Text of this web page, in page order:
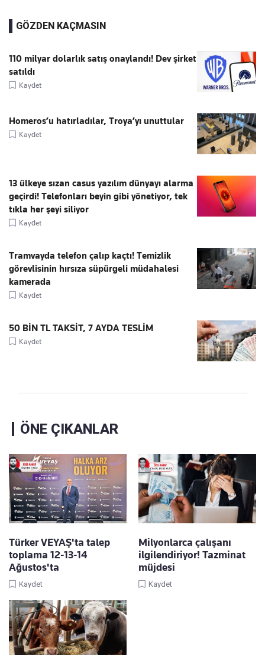
GÖZDEN KAÇMASIN
110 milyar dolarlık satış onaylandı! Dev şirket
satıldı
Kaydet
Homeros’u hatırladılar, Troya’yı unuttular
Kaydet
13 ülkeye sızan casus yazılım dünyayı alarma
geçirdi! Telefonları beyin gibi yönetiyor, tek
tıkla her şeyi siliyor
Kaydet
Tramvayda telefon çalıp kaçtı! Temizlik
görevlisinin hırsıza süpürgeli müdahalesi
kamerada
Kaydet
50 BİN TL TAKSİT, 7 AYDA TESLİM
Kaydet
ÖNE ÇIKANLAR
Türker VEYAŞ'ta talep
toplama 12-13-14
Ağustos'ta
Kaydet
Milyonlarca çalışanı
ilgilendiriyor! Tazminat
müjdesi
Kaydet